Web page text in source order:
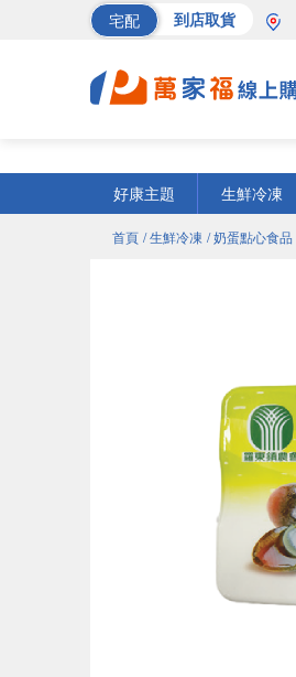
宅配 到店取貨
好康主題
生鮮冷凍
首頁 / 生鮮冷凍 / 奶蛋點心食品